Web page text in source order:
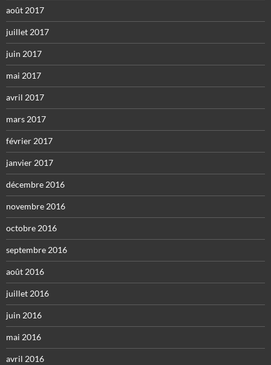
août 2017
juillet 2017
juin 2017
mai 2017
avril 2017
mars 2017
février 2017
janvier 2017
décembre 2016
novembre 2016
octobre 2016
septembre 2016
août 2016
juillet 2016
juin 2016
mai 2016
avril 2016